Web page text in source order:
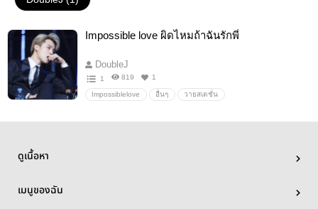
Impossible love ผิดไหมถ้าฉันรักพี่
DoubleJ
1 819 1
Impossiblelove อื่นๆ วายสเตชั่น
ดูเนื้อหา
เมนูของฉัน